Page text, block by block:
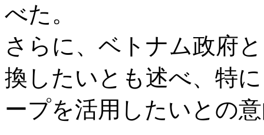
べた。
さらに、ベトナム政府
換したいとも述べ、特
ープを活用したいとの